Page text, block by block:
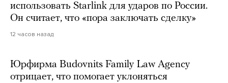
использовать Starlink для ударов по России.
Он считает, что «пора заключать сделку»
12 часов назад
Юрфирма Budovnits Family Law Agency
отрицает, что помогает уклоняться